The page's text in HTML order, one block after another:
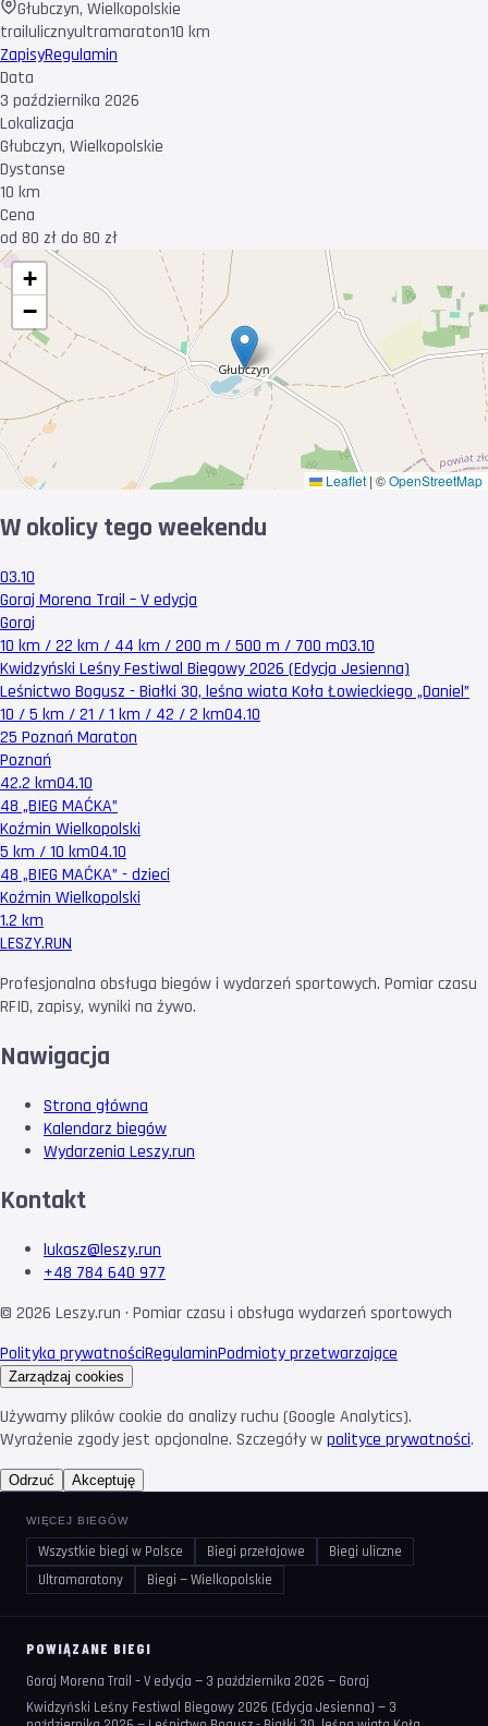
Głubczyn, Wielkopolskie
trailulicznyultramaraton10 km
ZapisyRegulamin
Data
3 października 2026
Lokalizacja
Głubczyn, Wielkopolskie
Dystanse
10 km
Cena
od 80 zł do 80 zł
+
−
Leaflet | ©OpenStreetMap
W okolicy tego weekendu
03.10
Goraj Morena Trail – V edycja
Goraj
10 km / 22 km / 44 km / 200 m / 500 m / 700 m03.10
Kwidzyński Leśny Festiwal Biegowy 2026 (Edycja Jesienna)
Leśnictwo Bogusz - Białki 30, leśna wiata Koła Łowieckiego „Daniel”
10 / 5 km / 21 / 1 km / 42 / 2 km04.10
25 Poznań Maraton
Poznań
42.2 km04.10
48 „BIEG MAĆKA”
Koźmin Wielkopolski
5 km / 10 km04.10
48 „BIEG MAĆKA” - dzieci
Koźmin Wielkopolski
1.2 km
LESZY.RUN
Profesjonalna obsługa biegów i wydarzeń sportowych. Pomiar czasu
RFID, zapisy, wyniki na żywo.
Nawigacja
Strona główna
Kalendarz biegów
Wydarzenia Leszy.run
Kontakt
lukasz@leszy.run
+48 784 640 977
© 2026 Leszy.run · Pomiar czasu i obsługa wydarzeń sportowych
Polityka prywatnościRegulaminPodmioty przetwarzające
Zarządzaj cookies
Używamy plików cookie do analizy ruchu (Google Analytics).
Wyrażenie zgody jest opcjonalne. Szczegóły wpolityce prywatności.
Odrzuć Akceptuję
WIĘCEJ BIEGÓW
Wszystkie biegi w Polsce Biegi przełajowe
Biegi uliczne
Ultramaratony
Biegi — Wielkopolskie
POWIĄZANE BIEGI
Goraj Morena Trail – V edycja — 3 października 2026 — Goraj
Kwidzyński Leśny Festiwal Biegowy 2026 (Edycja Jesienna) — 3